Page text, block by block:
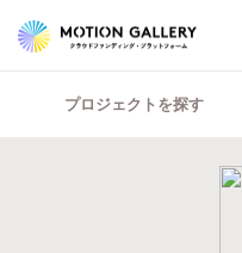
プロジェクトを探す